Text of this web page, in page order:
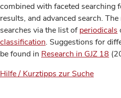
combined with faceted searching
results, and advanced search.
searches via the list ofperiodicals
classification. Suggestions for
be found in Research in GJZ 18
Hilfe / Kurztipps zur Suche